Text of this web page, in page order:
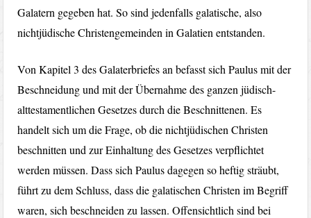
Galatern gegeben hat. So sind jedenfalls galatische, also
nichtjüdische Christengemeinden in Galatien entstanden.
Von Kapitel 3 des Galaterbriefes an befasst sich Paulus mit der
Beschneidung und mit der Übernahme des ganzen jüdisch-
alttestamentlichen Gesetzes durch die Beschnittenen. Es
handelt sich um die Frage, ob die nichtjüdischen Christen
beschnitten und zur Einhaltung des Gesetzes verpflichtet
werden müssen. Dass sich Paulus dagegen so heftig sträubt,
führt zu dem Schluss, dass die galatischen Christen im Begriff
waren, sich beschneiden zu lassen. Offensichtlich sind bei